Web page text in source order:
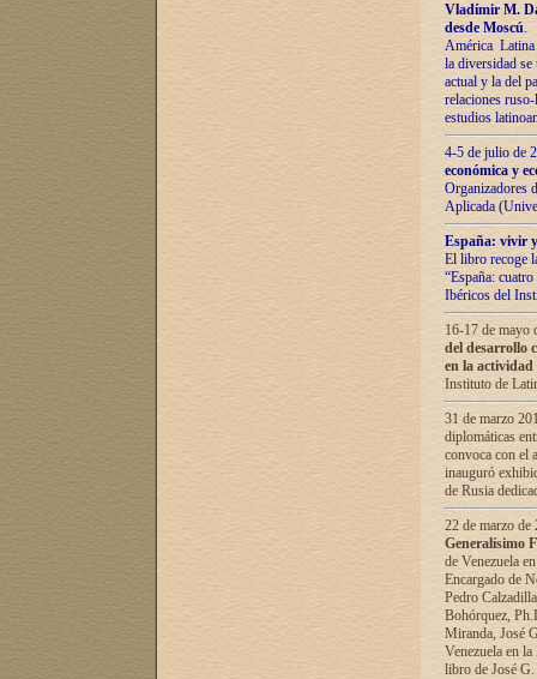
Vladímir М.
desde Moscú.
América Latina
la diversidad
actual у lа del
relaciones
estudios
4-5 de julio de
económica y
Organizadores
Aplicada
España: vivir
El libro recoge
“España:
Ibéricos del
16-17 de mayo
del desarrollo
en la
Instituto de
31 de marzo
diplomáticas
convoca con el
inauguró
de Rusia
22 de marzo
Generalísimo
de Venezuela
Encargado de
Pedro
Bohórquez,
Miranda, José
Venezuela en
libro de José